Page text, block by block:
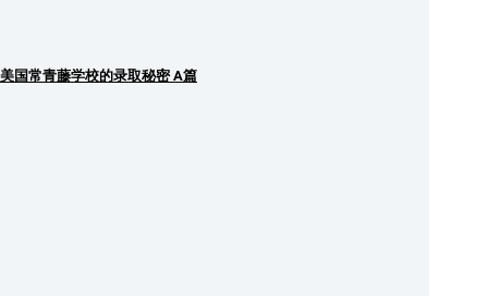
美国常青藤学校的录取秘密 A篇